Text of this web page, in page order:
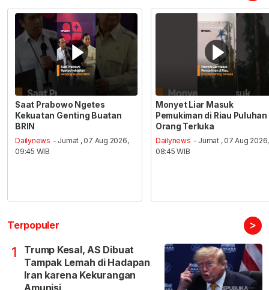
Saat Prabowo Ngetes
Kekuatan Genting Buatan
BRIN
Dailynews - Jumat , 07 Aug 2026,
09:45 WIB
Monyet Liar Masuk
Pemukiman di Riau Puluhan
Orang Terluka
Dailynews - Jumat , 07 Aug 2026,
08:45 WIB
Terpopuler >
1
Trump Kesal, AS Dibuat
Tampak Lemah di Hadapan
Iran karena Kekurangan